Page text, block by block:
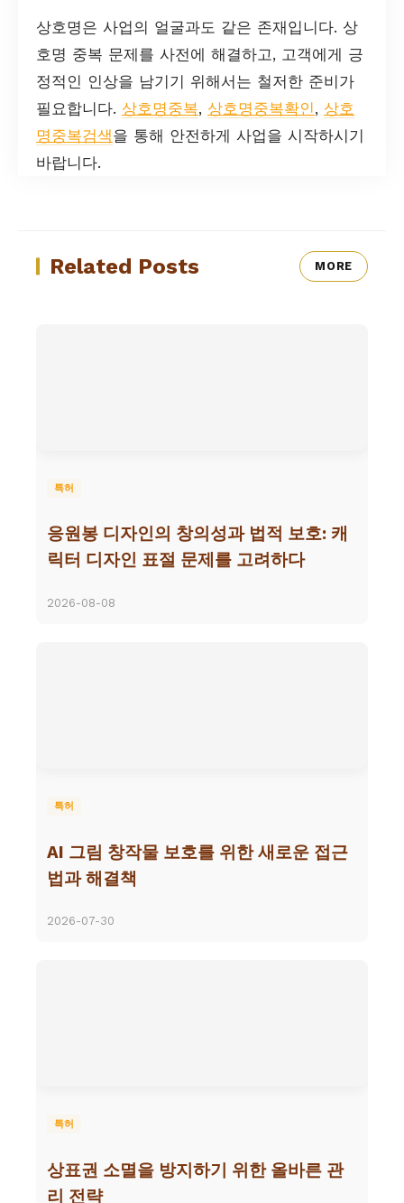
상호명은 사업의 얼굴과도 같은 존재입니다. 상
호명 중복 문제를 사전에 해결하고, 고객에게 긍
정적인 인상을 남기기 위해서는 철저한 준비가
필요합니다. 상호명중복, 상호명중복확인, 상호
명중복검색을 통해 안전하게 사업을 시작하시기
바랍니다.
Related Posts MORE
특허
응원봉 디자인의 창의성과 법적 보호: 캐
릭터 디자인 표절 문제를 고려하다
2026-08-08
특허
AI 그림 창작물 보호를 위한 새로운 접근
법과 해결책
2026-07-30
특허
상표권 소멸을 방지하기 위한 올바른 관
리 전략